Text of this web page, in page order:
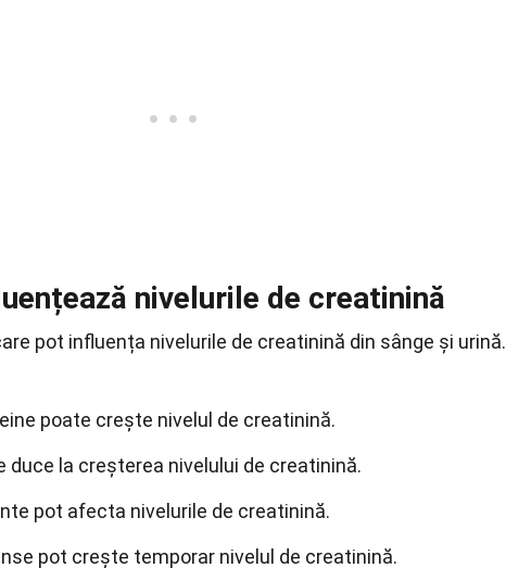
nivelurile de creatinină
pot influența nivelurile de creatinină din sânge și urină.
poate crește nivelul de creatinină.
duce la creșterea nivelului de creatinină.
pot afecta nivelurile de creatinină.
pot crește temporar nivelul de creatinină.